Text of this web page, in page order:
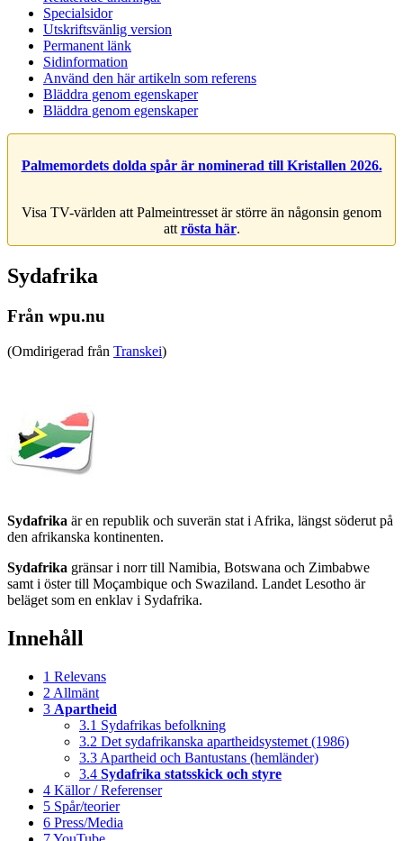
Specialsidor
Utskriftsvänlig version
Permanent länk
Sidinformation
Använd den här artikeln som referens
Bläddra genom egenskaper
Bläddra genom egenskaper
Palmemordets dolda spår är nominerad till Kristallen 2026.
Visa TV-världen att Palmeintresset är större än någonsin genom
att rösta här.
Sydafrika
Från wpu.nu
(Omdirigerad från Transkei)
Sydafrika är en republik och suverän stat i Afrika, längst söderut på
den afrikanska kontinenten.
Sydafrika gränsar i norr till Namibia, Botswana och Zimbabwe
samt i öster till Moçambique och Swaziland. Landet Lesotho är
beläget som en enklav i Sydafrika.
Innehåll
1 Relevans
2 Allmänt
3 Apartheid
3.1 Sydafrikas befolkning
3.2 Det sydafrikanska apartheidsystemet (1986)
3.3 Apartheid och Bantustans (hemländer)
3.4 Sydafrika statsskick och styre
4 Källor / Referenser
5 Spår/teorier
6 Press/Media